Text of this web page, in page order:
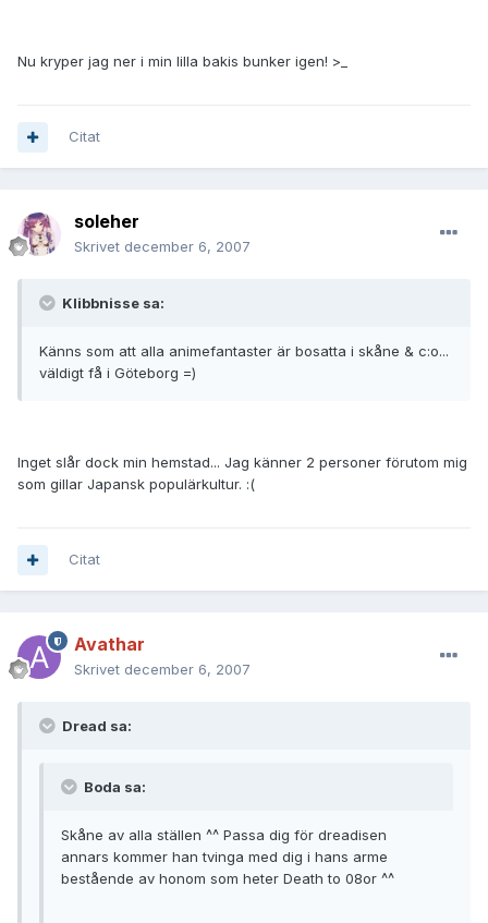
Nu kryper jag ner i min lilla bakis bunker igen! >_
Citat
soleher
Skrivet december 6, 2007
Klibbnisse sa:
Känns som att alla animefantaster är bosatta i skåne & c:o...
väldigt få i Göteborg =)
Inget slår dock min hemstad... Jag känner 2 personer förutom mig
som gillar Japansk populärkultur. :(
Citat
Avathar
Skrivet december 6, 2007
Dread sa:
Boda sa:
Skåne av alla ställen ^^ Passa dig för dreadisen
annars kommer han tvinga med dig i hans arme
bestående av honom som heter Death to 08or ^^